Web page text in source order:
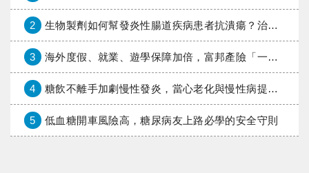
2 生物製劑如何幫發炎性腸道疾病患者抗潰瘍？治療進展與健保給付困境一次看
3 海外度假、就業、遊學保障加倍，富邦產險「一期逐夢」專案加碼遠距醫療與緊急救援
4 糖飲不離手加劇慢性發炎，當心老化與慢性病提早報到
5 低血糖開車風險高，糖尿病友上路必學的安全守則